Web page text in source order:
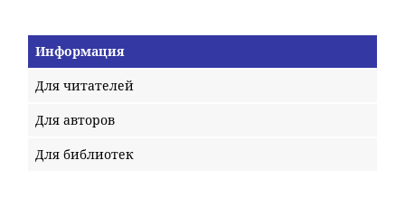
Информация
Для читателей
Для авторов
Для библиотек